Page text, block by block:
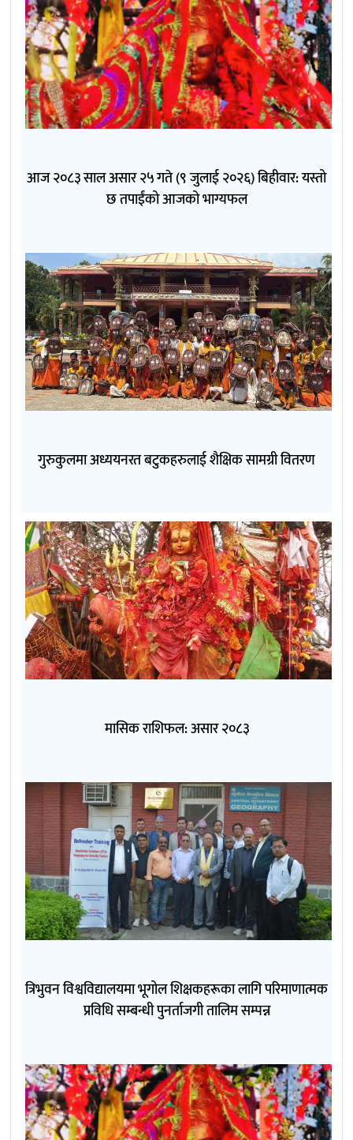
आज २०८३ साल असार २५ गते (९ जुलाई २०२६) बिहीवार: यस्तो
छ तपाईंको आजको भाग्यफल
गुरुकुलमा अध्ययनरत बटुकहरुलाई शैक्षिक सामग्री वितरण
मासिक राशिफल: असार २०८३
त्रिभुवन विश्वविद्यालयमा भूगोल शिक्षकहरूका लागि परिमाणात्मक
प्रविधि सम्बन्धी पुनर्ताजगी तालिम सम्पन्न